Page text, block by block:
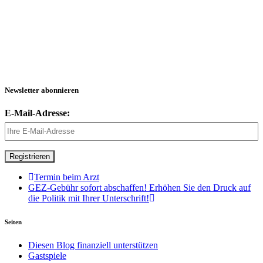
Newsletter abonnieren
E-Mail-Adresse:
Termin beim Arzt
GEZ-Gebühr sofort abschaffen! Erhöhen Sie den Druck auf
die Politik mit Ihrer Unterschrift!
Seiten
Diesen Blog finanziell unterstützen
Gastspiele